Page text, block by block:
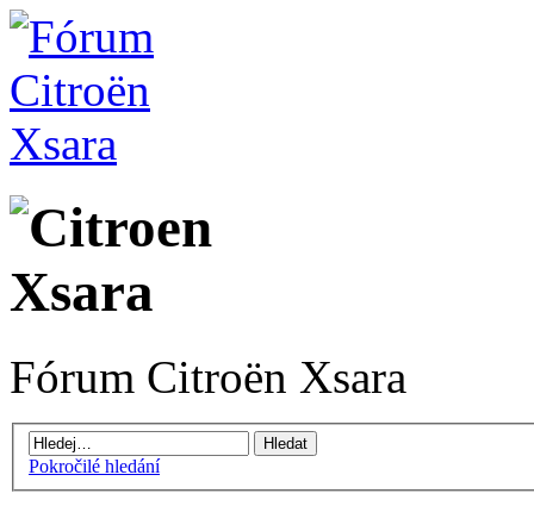
Fórum Citroën Xsara
Pokročilé hledání